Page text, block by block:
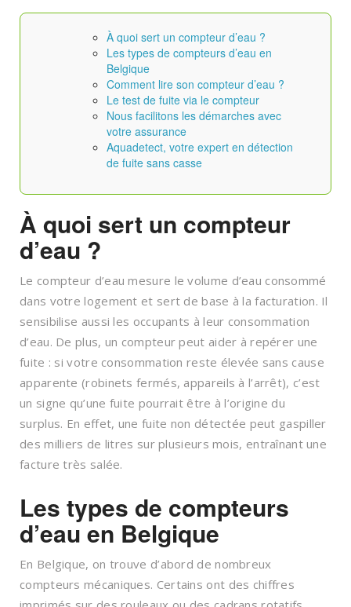
À quoi sert un compteur d’eau ?
Les types de compteurs d’eau en
Belgique
Comment lire son compteur d’eau ?
Le test de fuite via le compteur
Nous facilitons les démarches avec
votre assurance
Aquadetect, votre expert en détection
de fuite sans casse
À quoi sert un compteur
d’eau ?
Le compteur d’eau mesure le volume d’eau consommé
dans votre logement et sert de base à la facturation. Il
sensibilise aussi les occupants à leur consommation
d’eau. De plus, un compteur peut aider à repérer une
fuite : si votre consommation reste élevée sans cause
apparente (robinets fermés, appareils à l’arrêt), c’est
un signe qu’une fuite pourrait être à l’origine du
surplus. En effet, une fuite non détectée peut gaspiller
des milliers de litres sur plusieurs mois, entraînant une
facture très salée.
Les types de compteurs
d’eau en Belgique
En Belgique, on trouve d’abord de nombreux
compteurs mécaniques. Certains ont des chiffres